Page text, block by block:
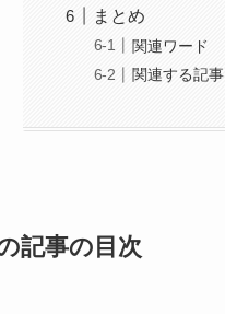
まとめ
関連ワード
関連する記事
記事の目次